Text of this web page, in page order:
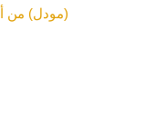
(مودل) من